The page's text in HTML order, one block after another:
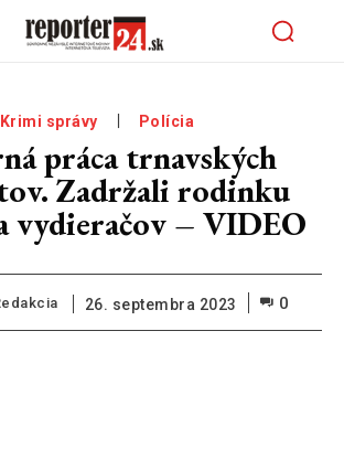
Krimi správy Polícia
práca trnavských
Zadržali rodinku
vydieračov – VIDEO
26. septembra 2023 0